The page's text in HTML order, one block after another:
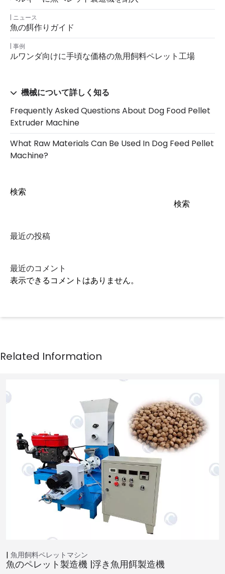
ニュース
魚の餌作りガイド
事例
ルワンダ向けに手頃な価格の魚用飼料ペレット工場
機械について詳しく知る
Frequently Asked Questions About Dog Food Pellet
Extruder Machine
What Raw Materials Can Be Used In Dog Feed Pellet
Machine?
検索
検索
最近の投稿
最近のコメント
表示できるコメントはありません。
魚用飼料ペレットマシン
魚のペレット製造機 |浮き魚用餌製造機